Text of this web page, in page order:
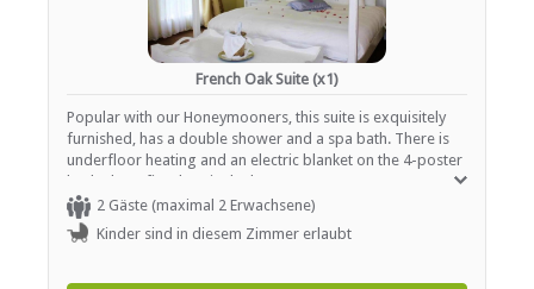
French Oak Suite (x1)
Popular with our Honeymooners, this suite is exquisitely
furnished, has a double shower and a spa bath. There is
underfloor heating and an electric blanket on the 4-poster
bed. plus a fireplace in the lounge area. Rooms are
serviced daily and offer tea / coffee station as well as
heaters or fireplaces.
2 Gäste (maximal 2 Erwachsene)
Kinder sind in diesem Zimmer erlaubt